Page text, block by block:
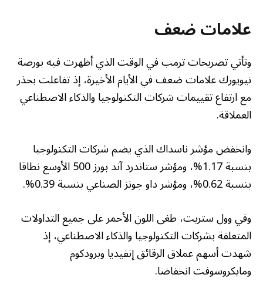
علامات ضعف
وتأتي تصريحات ترمب في الوقت الذي أظهرت فيه بورصة
نيويورك علامات ضعف في الأيام الأخيرة، إذ تفاعلت بحذر
مع ارتفاع تقييمات شركات التكنولوجيا والذكاء الاصطناعي
العملاقة.
وانخفض مؤشر ناسداك الذي يضم شركات التكنولوجيا
بنسبة 1.17%، ومؤشر ستاندرد آند بورز 500 الأوسع نطاقا
بنسبة 0.62%، ومؤشر داو جونز الصناعي بنسبة 0.39%.
وفي وول ستريت، طغى اللون الأحمر على جميع التداولات
المتعلقة بشركات التكنولوجيا والذكاء الاصطناعي، إذ
شهدت أسهم عملاق الرقائق إنفيديا وبرودكوم
ومايكروسوفت انخفاضا.